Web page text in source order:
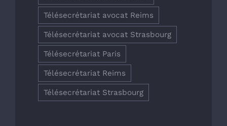
Télésecrétariat avocat Reims
Télésecrétariat avocat Strasbourg
Télésecrétariat Paris
Télésecrétariat Reims
Télésecrétariat Strasbourg